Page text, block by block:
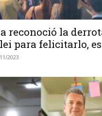
reconoció la
para felicitarlo,
2023